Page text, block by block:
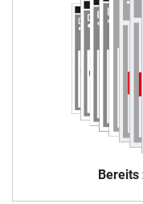
Bereits